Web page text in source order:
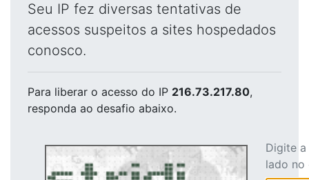
Seu IP fez diversas tentativas de
acessos suspeitos a sites hospedados
conosco.
Para liberar o acesso do IP 216.73.217.80,
responda ao desafio abaixo.
Digite
lado no